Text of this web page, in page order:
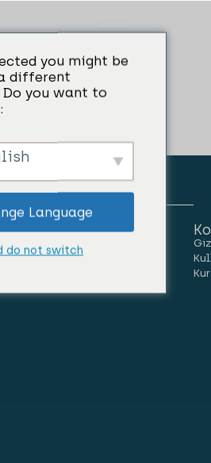
2024 Döşeme
Kariyer
Bize Ulaşın
you might be
different
Do you want to
Language
do not switch